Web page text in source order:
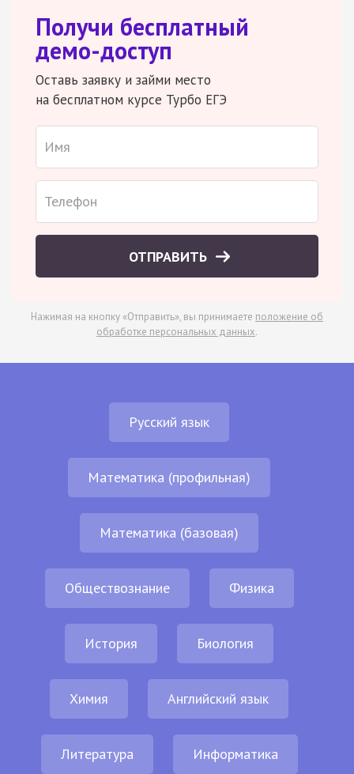
Получи бесплатный
демо-доступ
Оставь заявку и займи место
на бесплатном курсе Турбо ЕГЭ
ОТПРАВИТЬ
Нажимая на кнопку «Отправить», вы принимаете положение об
обработке персональных данных.
Русский язык
Математика (профильная)
Математика (базовая)
Обществознание Физика
История Биология
Химия Английский язык
Литература Информатика